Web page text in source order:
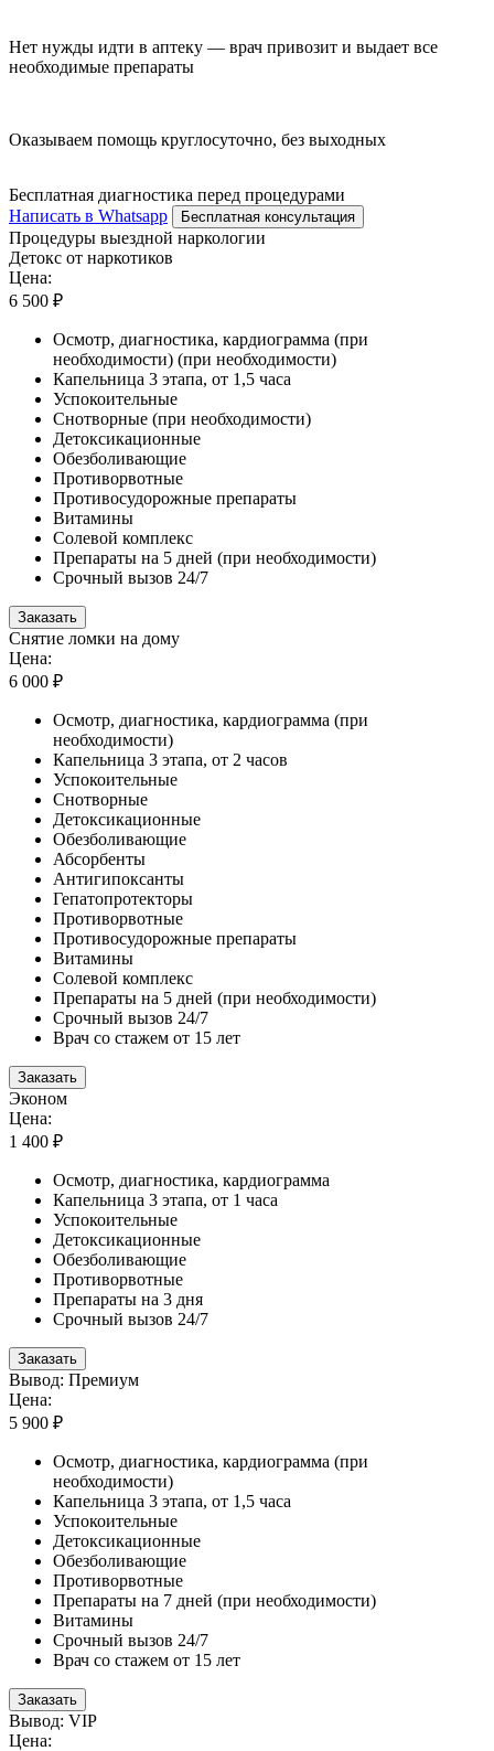
Нет нужды идти в аптеку — врач привозит и выдает все
необходимые препараты
Оказываем помощь круглосуточно, без выходных
Бесплатная диагностика перед процедурами
Написать в Whatsapp
Бесплатная консультация
Процедуры выездной наркологии
Детокс от наркотиков
Цена:
6 500 ₽
Осмотр, диагностика, кардиограмма (при
необходимости) (при необходимости)
Капельница 3 этапа, от 1,5 часа
Успокоительные
Снотворные (при необходимости)
Детоксикационные
Обезболивающие
Противорвотные
Противосудорожные препараты
Витамины
Солевой комплекс
Препараты на 5 дней (при необходимости)
Срочный вызов 24/7
Заказать
Снятие ломки на дому
Цена:
6 000 ₽
Осмотр, диагностика, кардиограмма (при
необходимости)
Капельница 3 этапа, от 2 часов
Успокоительные
Снотворные
Детоксикационные
Обезболивающие
Абсорбенты
Антигипоксанты
Гепатопротекторы
Противорвотные
Противосудорожные препараты
Витамины
Солевой комплекс
Препараты на 5 дней (при необходимости)
Срочный вызов 24/7
Врач со стажем от 15 лет
Заказать
Эконом
Цена:
1 400 ₽
Осмотр, диагностика, кардиограмма
Капельница 3 этапа, от 1 часа
Успокоительные
Детоксикационные
Обезболивающие
Противорвотные
Препараты на 3 дня
Срочный вызов 24/7
Заказать
Вывод: Премиум
Цена:
5 900 ₽
Осмотр, диагностика, кардиограмма (при
необходимости)
Капельница 3 этапа, от 1,5 часа
Успокоительные
Детоксикационные
Обезболивающие
Противорвотные
Препараты на 7 дней (при необходимости)
Витамины
Срочный вызов 24/7
Врач со стажем от 15 лет
Заказать
Вывод: VIP
Цена: